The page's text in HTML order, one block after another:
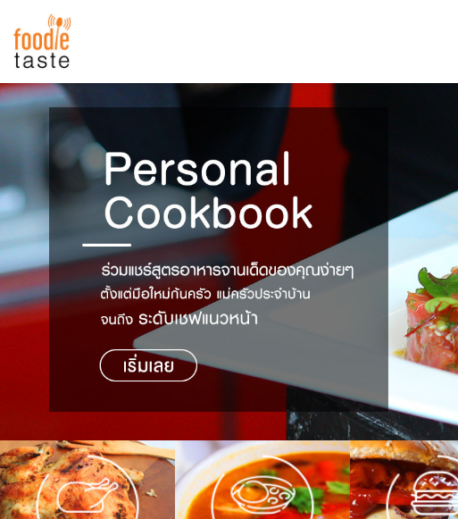
สูตรอาหาร
สูตรอาหารล่าสุด
Top Foodie
พาไปชิม
สารพันก้นครัว
เคล็ดลับน่ารู้
เปรียบเทียบหน่วยการตวง
เปรียบเทียบอุณหภูมิ
เปรียบเทียบน้ำหนักวัตถุดิบ
ชั่งตวงเนย
FoodPedia
สร้าง Cookbook